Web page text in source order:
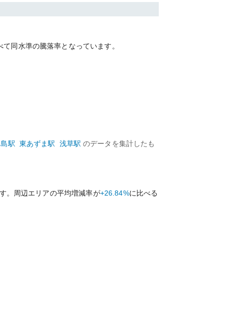
て同水準の騰落率となっています。
駅 東あずま駅 浅草駅 のデータを集計したも
。周辺エリアの平均増減率が+26.84%に比べる